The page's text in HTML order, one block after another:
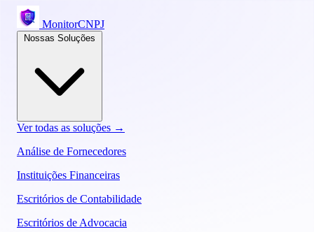
MonitorCNPJ
Ver todas as soluções →
Análise de Fornecedores
Instituições Financeiras
Escritórios de Contabilidade
Escritórios de Advocacia